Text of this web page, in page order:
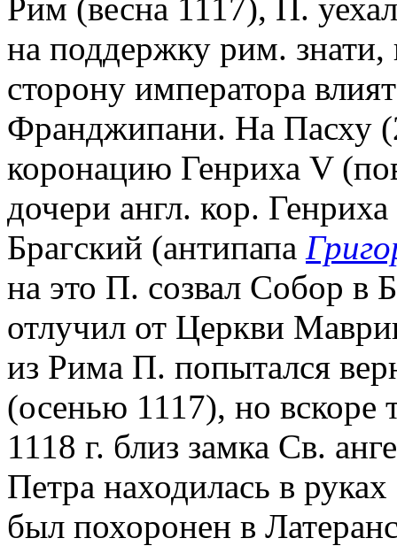
Рим (весна 1117), П.
на поддержку рим. знати,
сторону императора
Франджипани. На Пасху
коронацию Генриха V
дочери англ. кор.
Брагский (антипапа
на это П. созвал Собор в
отлучил от Церкви
из Рима П. попытался
(осенью 1117), но вскоре
1118 г. близ замка Св.
Петра находилась в
был похоронен в